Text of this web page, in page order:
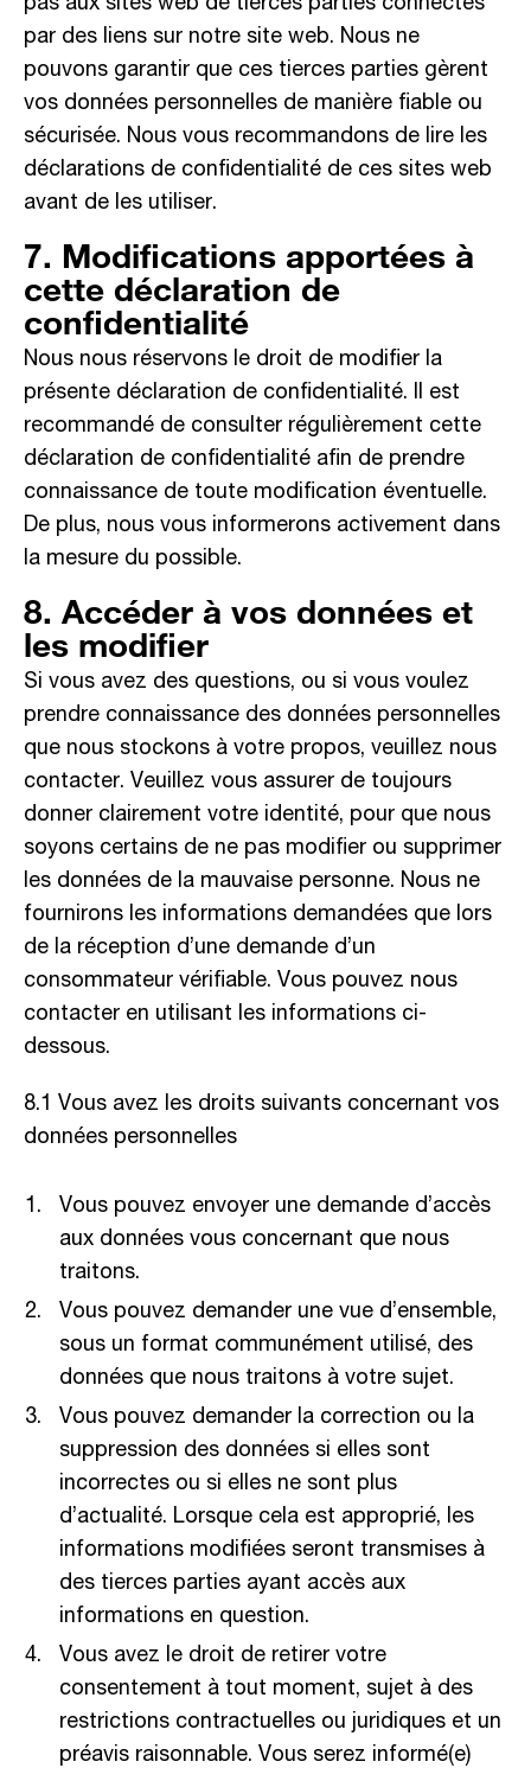
pas aux sites web de tierces parties connectés
par des liens sur notre site web. Nous ne
pouvons garantir que ces tierces parties gèrent
vos données personnelles de manière fiable ou
sécurisée. Nous vous recommandons de lire les
déclarations de confidentialité de ces sites web
avant de les utiliser.
7. Modifications apportées à
cette déclaration de
confidentialité
Nous nous réservons le droit de modifier la
présente déclaration de confidentialité. Il est
recommandé de consulter régulièrement cette
déclaration de confidentialité afin de prendre
connaissance de toute modification éventuelle.
De plus, nous vous informerons activement dans
la mesure du possible.
8. Accéder à vos données et
les modifier
Si vous avez des questions, ou si vous voulez
prendre connaissance des données personnelles
que nous stockons à votre propos, veuillez nous
contacter. Veuillez vous assurer de toujours
donner clairement votre identité, pour que nous
soyons certains de ne pas modifier ou supprimer
les données de la mauvaise personne. Nous ne
fournirons les informations demandées que lors
de la réception d’une demande d’un
consommateur vérifiable. Vous pouvez nous
contacter en utilisant les informations ci-
dessous.
8.1 Vous avez les droits suivants concernant vos
données personnelles
Vous pouvez envoyer une demande d’accès
aux données vous concernant que nous
traitons.
Vous pouvez demander une vue d’ensemble,
sous un format communément utilisé, des
données que nous traitons à votre sujet.
Vous pouvez demander la correction ou la
suppression des données si elles sont
incorrectes ou si elles ne sont plus
d’actualité. Lorsque cela est approprié, les
informations modifiées seront transmises à
des tierces parties ayant accès aux
informations en question.
Vous avez le droit de retirer votre
consentement à tout moment, sujet à des
restrictions contractuelles ou juridiques et un
préavis raisonnable. Vous serez informé(e)